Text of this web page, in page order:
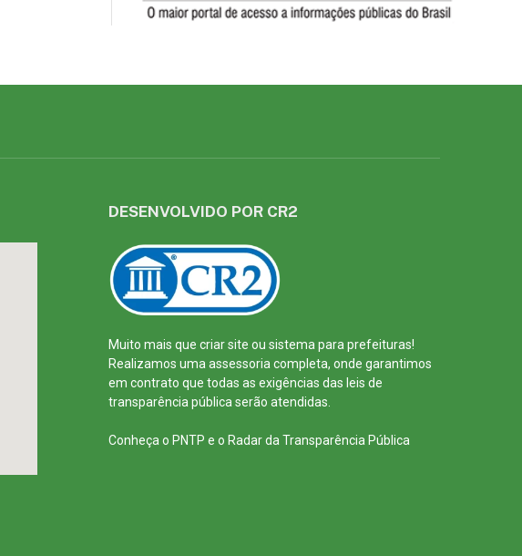
DESENVOLVIDO POR CR2
Muito mais que criar site ou sistema para prefeituras!
Realizamos uma assessoria completa, onde garantimos
em contrato que todas as exigências das leis de
transparência pública serão atendidas.
Conheça o PNTP e o Radar da Transparência Pública